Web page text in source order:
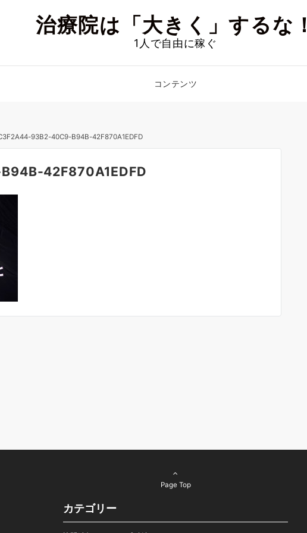
治療院は「大きく」するな！
1人で自由に稼ぐ
コンテンツ
93B2-40C9-B94B-42F870A1EDFD
42F870A1EDFD
Page Top
カテゴリー